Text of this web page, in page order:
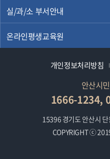
실/과/소 부서안내
온라인평생교육원
개인정보처리방침
안산시
1666-1234,
15396 경기도 안산시
COPYRIGHT ⓒ